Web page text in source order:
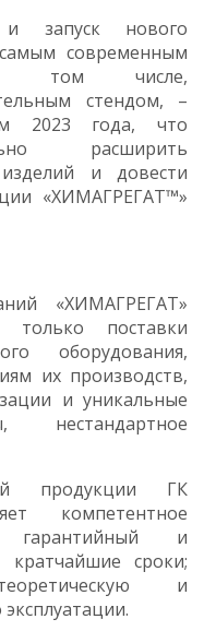
и запуск нового
современным
том числе,
стендом, –
2023 года, что
расширить
и довести
«ХИМАГРЕГАТ™»
«ХИМАГРЕГАТ»
только поставки
оборудования,
их производств,
и уникальные
нестандартное
продукции ГК
компетентное
гарантийный и
сроки;
и